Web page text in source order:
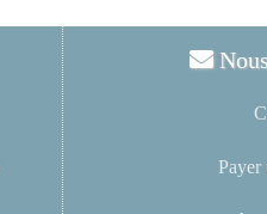
Payer